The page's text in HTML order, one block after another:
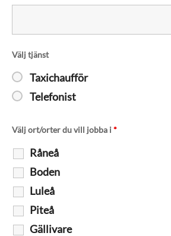
Välj tjänst
Taxichaufför
Telefonist
Välj ort/orter du vill jobba i*
Råneå
Boden
Luleå
Piteå
Gällivare